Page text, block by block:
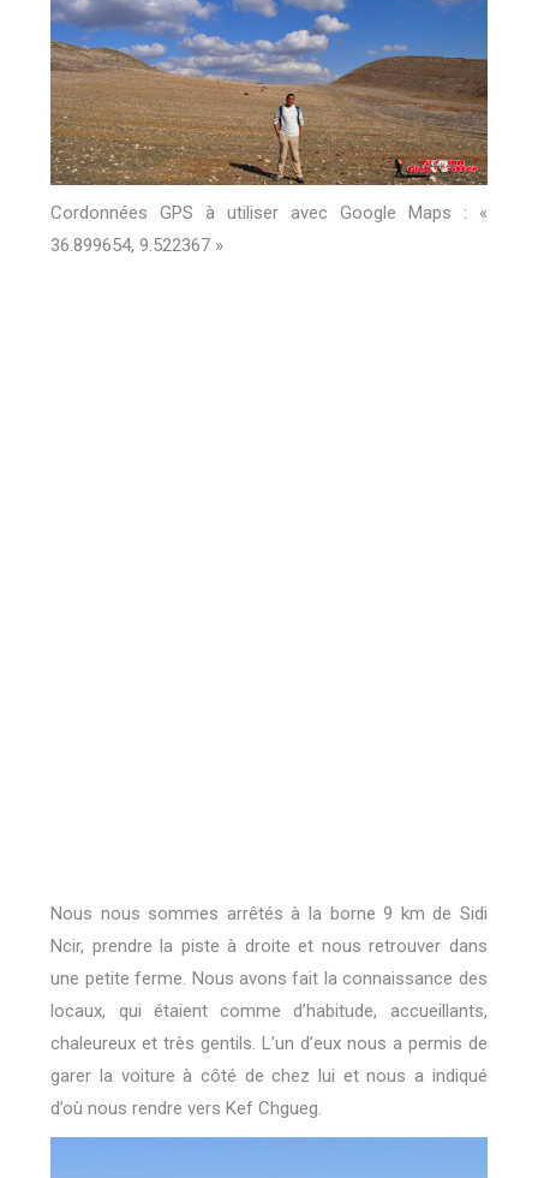
Cordonnées GPS à utiliser avec Google Maps : «
36.899654, 9.522367 »
Nous nous sommes arrêtés à la borne 9 km de Sidi
Ncir, prendre la piste à droite et nous retrouver dans
une petite ferme. Nous avons fait la connaissance des
locaux, qui étaient comme d’habitude, accueillants,
chaleureux et très gentils. L’un d’eux nous a permis de
garer la voiture à côté de chez lui et nous a indiqué
d’où nous rendre vers Kef Chgueg.